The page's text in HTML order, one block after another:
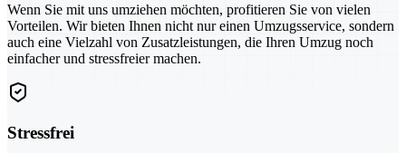
Wenn Sie mit uns umziehen möchten, profitieren Sie von vielen
Vorteilen. Wir bieten Ihnen nicht nur einen Umzugsservice, sondern
auch eine Vielzahl von Zusatzleistungen, die Ihren Umzug noch
einfacher und stressfreier machen.
Stressfrei